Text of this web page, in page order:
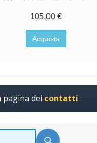
105,00 €
Acquista
dei contatti